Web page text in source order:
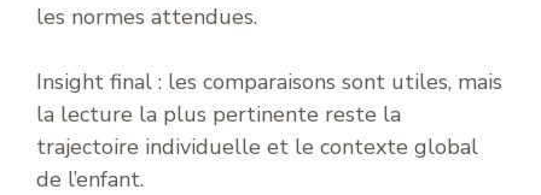
les normes attendues.
Insight final : les comparaisons sont utiles, mais
la lecture la plus pertinente reste la
trajectoire individuelle et le contexte global
de l’enfant.